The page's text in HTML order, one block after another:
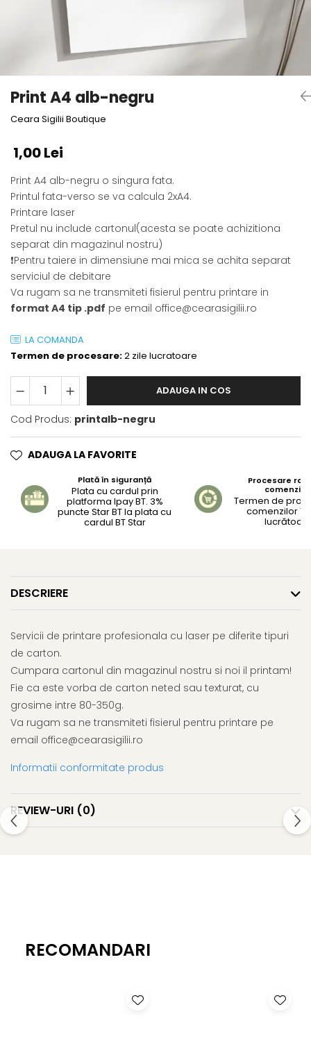
Print A4 alb-negru
Ceara Sigilii Boutique
1,00 Lei
Print A4 alb-negru o singura fata.
Printul fata-verso se va calcula 2xA4.
Printare laser
Pretul nu include cartonul(acesta se poate achizitiona
separat din magazinul nostru)
❗Pentru taiere in dimensiune mai mica se achita separat
serviciul de debitare
Va rugam sa ne transmiteti fisierul pentru printare in
format A4 tip .pdf pe email office@cearasigilii.ro
LA COMANDA
Termen de procesare:2 zile lucratoare
ADAUGA IN COS
Cod Produs: printalb-negru
ADAUGA LA FAVORITE
Plată în siguranță
Plata cu cardul prin
platforma Ipay BT. 3%
puncte Star BT la plata cu
cardul BT Star
Procesare
comenzilor
Termen de
comenzilor 1-
DESCRIERE
Servicii de printare profesionala cu laser pe diferite tipuri
de carton.
Cumpara cartonul din magazinul nostru si noi il printam!
Fie ca este vorba de carton neted sau texturat, cu
grosime intre 80-350g.
Va rugam sa ne transmiteti fisierul pentru printare pe
email office@cearasigilii.ro
Informatii conformitate produs
REVIEW-URI (0)
RECOMANDARI